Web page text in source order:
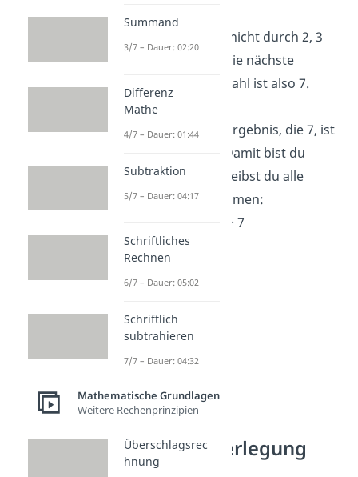
147 : 3 = 49
49 ist nicht durch 2, 3
oder 5 teilbar. Die nächste
passende Primzahl ist also 7.
49 : 7 = 7
Schritt 5:Dein Ergebnis, die 7, ist
eine Primzahl. Damit bist du
fertig. Jetzt schreibst du alle
Faktoren zusammen:
882 = 2 · 3 · 3 · 7 · 7
Primfaktorzerlegung
Summand
3/7 – Dauer: 02:20
Differenz
Mathe
4/7 – Dauer: 01:44
Subtraktion
5/7 – Dauer: 04:17
Schriftliches
Rechnen
6/7 – Dauer: 05:02
Schriftlich
subtrahieren
7/7 – Dauer: 04:32
Mathematische Grundlagen
Weitere Rechenprinzipien
Überschlagsrec
hnung